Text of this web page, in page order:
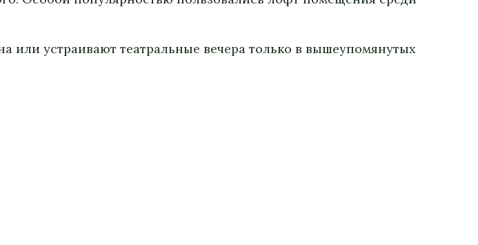
или устраивают театральные вечера только в вышеупомянутых